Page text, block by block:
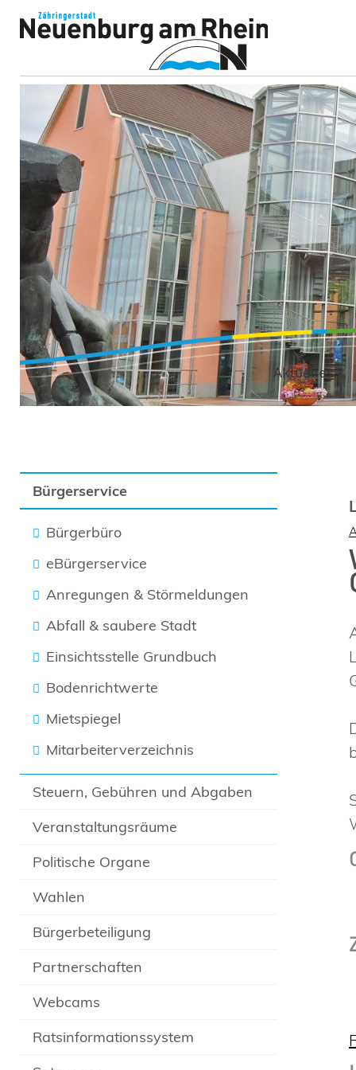
Aktuelles
Bürgerservice
Bürgerbüro
eBürgerservice
Anregungen & Störmeldungen
Abfall & saubere Stadt
Einsichtsstelle Grundbuch
Bodenrichtwerte
Mietspiegel
Mitarbeiterverzeichnis
Steuern, Gebühren und Abgaben
Veranstaltungsräume
Politische Organe
Wahlen
Bürgerbeteiligung
Partnerschaften
Webcams
Ratsinformationssystem